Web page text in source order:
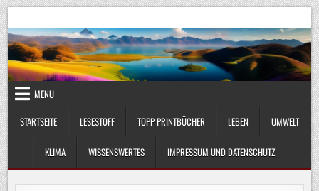
Skip
to
content
UmweltKlima.com
MENU
STARTSEITE
LESESTOFF TOPP PRINTBÜCHER LEBEN UMWELT
KLIMA WISSENSWERTES IMPRESSUM UND DATENSCHUTZ